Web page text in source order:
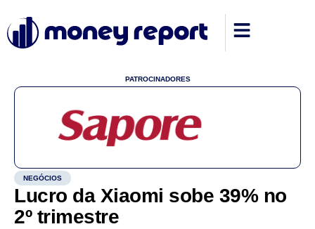
PATROCINADORES
NEGÓCIOS
Lucro da Xiaomi sobe 39% no
2º trimestre